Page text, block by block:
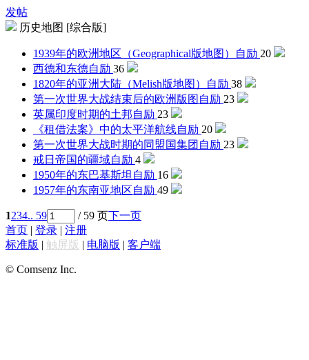
发帖
历史地图 [综合版]
1939年的欧洲地区（Geographical版地图） 自励 20
西德和东德自励 36
1820年的亚洲大陆（Melish版地图）
自励 38
第一次世界大战结束后的欧洲版图 自励 23
英属印度时期的土邦自励 23
《租借法案》中的太平洋航线自励 20
第一次世界大战时期的同盟国集团 自励 23
戒日帝国的疆域自励 4
1950年的东巴基斯坦 自励 16
1957年的东南亚地区自励 49
1234.. 59 / 59 页下一页
首页 | 登录 | 注册
标准版 | 触屏版 | 电脑版 | 客户端
© Comsenz Inc.